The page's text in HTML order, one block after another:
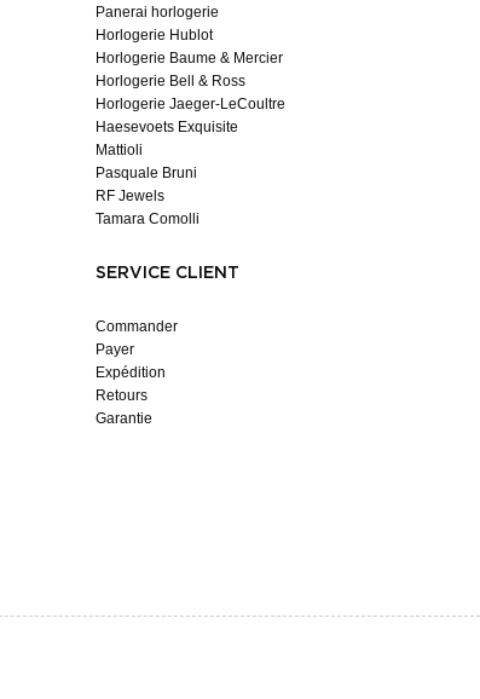
Panerai horlogerie
Horlogerie Hublot
Horlogerie Baume & Mercier
Horlogerie Bell & Ross
Horlogerie Jaeger-LeCoultre
Haesevoets Exquisite
Mattioli
Pasquale Bruni
RF Jewels
Tamara Comolli
SERVICE CLIENT
Commander
Payer
Expédition
Retours
Garantie